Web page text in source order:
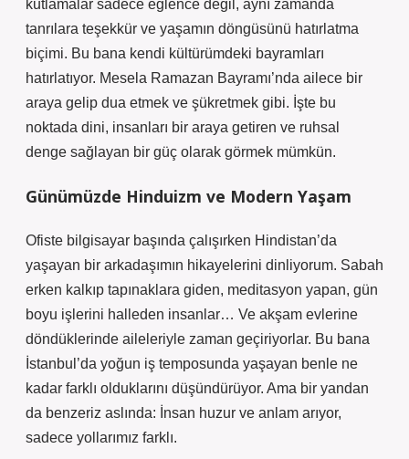
kutlamalar sadece eğlence değil, aynı zamanda
tanrılara teşekkür ve yaşamın döngüsünü hatırlatma
biçimi. Bu bana kendi kültürümdeki bayramları
hatırlatıyor. Mesela Ramazan Bayramı’nda ailece bir
araya gelip dua etmek ve şükretmek gibi. İşte bu
noktada dini, insanları bir araya getiren ve ruhsal
denge sağlayan bir güç olarak görmek mümkün.
Günümüzde Hinduizm ve Modern Yaşam
Ofiste bilgisayar başında çalışırken Hindistan’da
yaşayan bir arkadaşımın hikayelerini dinliyorum. Sabah
erken kalkıp tapınaklara giden, meditasyon yapan, gün
boyu işlerini halleden insanlar… Ve akşam evlerine
döndüklerinde aileleriyle zaman geçiriyorlar. Bu bana
İstanbul’da yoğun iş temposunda yaşayan benle ne
kadar farklı olduklarını düşündürüyor. Ama bir yandan
da benzeriz aslında: İnsan huzur ve anlam arıyor,
sadece yollarımız farklı.